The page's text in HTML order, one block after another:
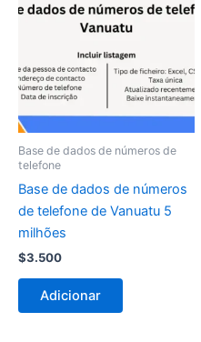
Base de dados de números de
telefone
Base de dados de números
de telefone de Vanuatu 5
milhões
$3.500
Adicionar